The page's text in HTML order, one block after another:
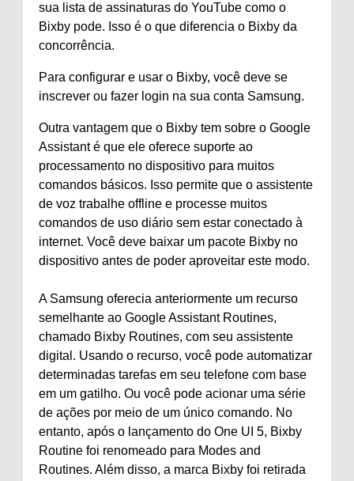
sua lista de assinaturas do YouTube como o
Bixby pode. Isso é o que diferencia o Bixby da
concorrência.
Para configurar e usar o Bixby, você deve se
inscrever ou fazer login na sua conta Samsung.
Outra vantagem que o Bixby tem sobre o Google
Assistant é que ele oferece suporte ao
processamento no dispositivo para muitos
comandos básicos. Isso permite que o assistente
de voz trabalhe offline e processe muitos
comandos de uso diário sem estar conectado à
internet. Você deve baixar um pacote Bixby no
dispositivo antes de poder aproveitar este modo.
A Samsung oferecia anteriormente um recurso
semelhante ao Google Assistant Routines,
chamado Bixby Routines, com seu assistente
digital. Usando o recurso, você pode automatizar
determinadas tarefas em seu telefone com base
em um gatilho. Ou você pode acionar uma série
de ações por meio de um único comando. No
entanto, após o lançamento do One UI 5, Bixby
Routine foi renomeado para Modes and
Routines. Além disso, a marca Bixby foi retirada